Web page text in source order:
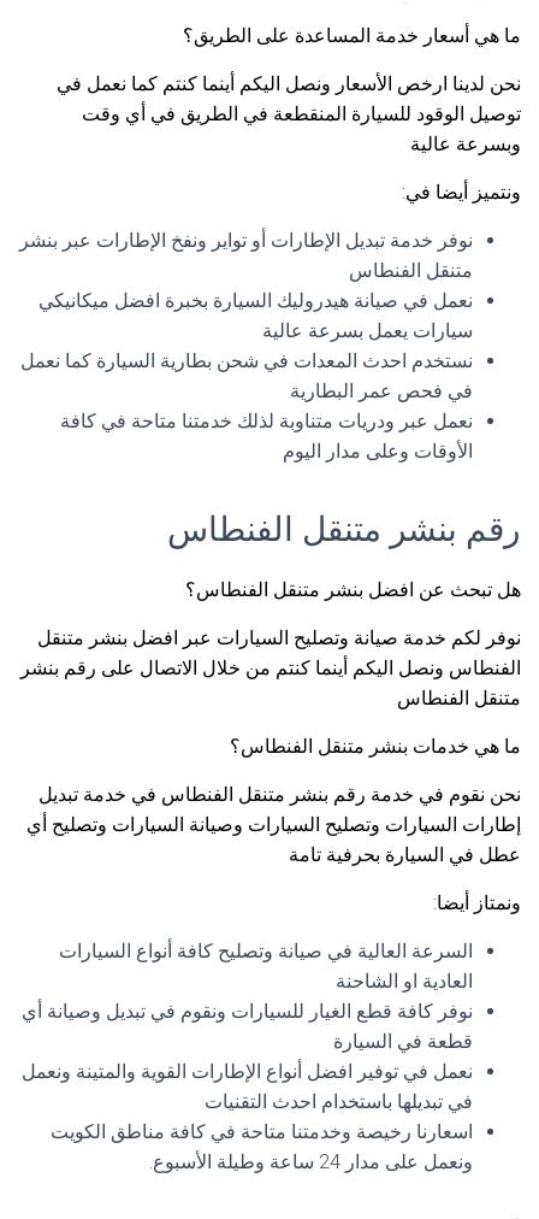
ما هي أسعار خدمة المساعدة على الطريق؟
نحن لدينا ارخص الأسعار ونصل اليكم أينما كنتم كما نعمل في
توصيل الوقود للسيارة المنقطعة في الطريق في أي وقت
وبسرعة عالية
ونتميز أيضا في:
نوفر خدمة تبديل الإطارات أو تواير ونفخ الإطارات عبر بنشر
متنقل الفنطاس
نعمل في صيانة هيدروليك السيارة بخبرة افضل ميكانيكي
سيارات يعمل بسرعة عالية
نستخدم احدث المعدات في شحن بطارية السيارة كما نعمل
في فحص عمر البطارية
نعمل عبر ودريات متناوبة لذلك خدمتنا متاحة في كافة
الأوقات وعلى مدار اليوم
رقم بنشر متنقل الفنطاس
هل تبحث عن افضل بنشر متنقل الفنطاس؟
نوفر لكم خدمة صيانة وتصليح السيارات عبر افضل بنشر متنقل
الفنطاس ونصل اليكم أينما كنتم من خلال الاتصال على رقم بنشر
متنقل الفنطاس
ما هي خدمات بنشر متنقل الفنطاس؟
نحن نقوم في خدمة رقم بنشر متنقل الفنطاس في خدمة تبديل
إطارات السيارات وتصليح السيارات وصيانة السيارات وتصليح أي
عطل في السيارة بحرفية تامة
ونمتاز أيضا:
السرعة العالية في صيانة وتصليح كافة أنواع السيارات
العادية او الشاحنة
نوفر كافة قطع الغيار للسيارات ونقوم في تبديل وصيانة أي
قطعة في السيارة
نعمل في توفير افضل أنواع الإطارات القوية والمتينة ونعمل
في تبديلها باستخدام احدث التقنيات
اسعارنا رخيصة وخدمتنا متاحة في كافة مناطق الكويت
ونعمل على مدار 24 ساعة وطيلة الأسبوع.